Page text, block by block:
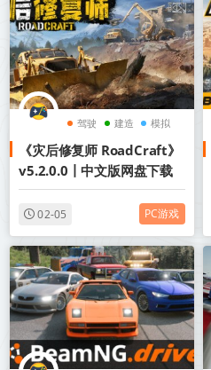
驾驶 建造 模拟
《​灾后修复师 RoadCraft》
v5.2.0.0丨中文版网盘下载
02-05 PC游戏